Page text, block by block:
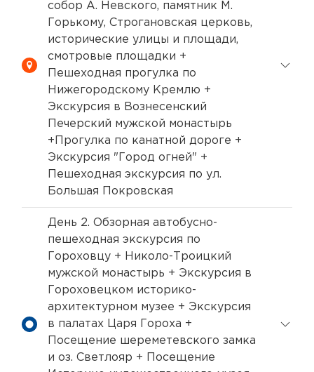
собор А. Невского, памятник М.
Горькому, Строгановская церковь,
исторические улицы и площади,
смотровые площадки +
Пешеходная прогулка по
Нижегородскому Кремлю +
Экскурсия в Вознесенский
Печерский мужской монастырь
+Прогулка по канатной дороге +
Экскурсия "Город огней" +
Пешеходная экскурсия по ул.
Большая Покровская
День 2. Обзорная автобусно-
пешеходная экскурсия по
Гороховцу + Николо-Троицкий
мужской монастырь + Экскурсия в
Гороховецком историко-
архитектурном музее + Экскурсия
в палатах Царя Гороха +
Посещение шереметевского замка
и оз. Светлояр + Посещение